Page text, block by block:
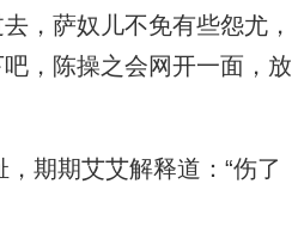
，萨奴儿不免有些怨尤，
，陈操之会网开一面，放
期期艾艾解释道：“伤了